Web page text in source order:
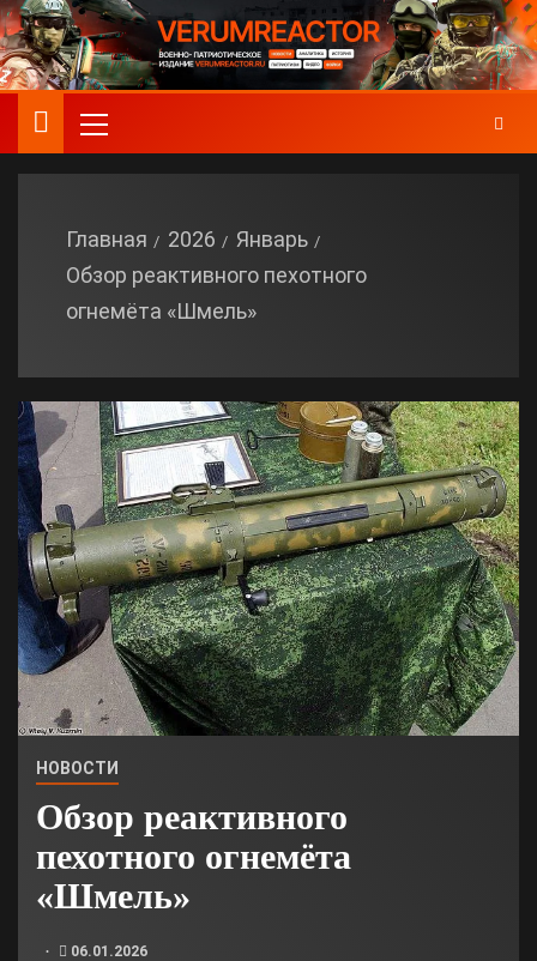
Главная 2026
Январь
Обзор реактивного пехотного
огнемёта «Шмель»
НОВОСТИ
Обзор реактивного
пехотного огнемёта
«Шмель»
06.01.2026